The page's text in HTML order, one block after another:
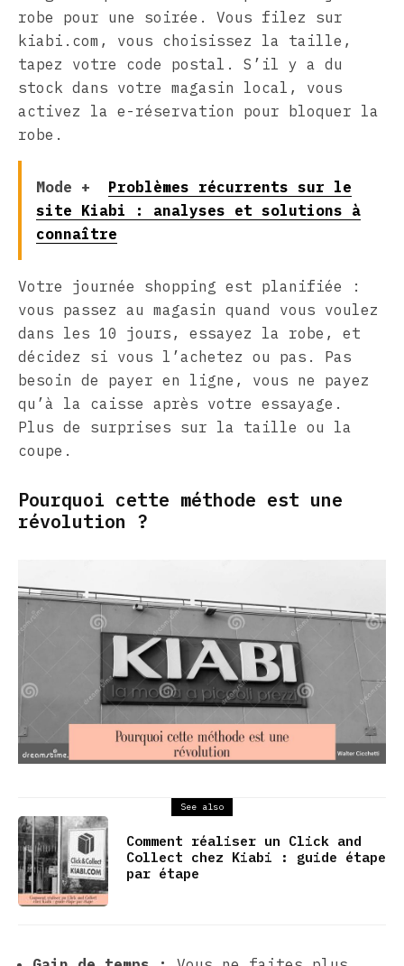
robe pour une soirée. Vous filez sur
kiabi.com, vous choisissez la taille,
tapez votre code postal. S’il y a du
stock dans votre magasin local, vous
activez la e-réservation pour bloquer la
robe.
Mode +
Problèmes récurrents sur le
site Kiabi : analyses et solutions à
connaître
Votre journée shopping est planifiée :
vous passez au magasin quand vous voulez
dans les 10 jours, essayez la robe, et
décidez si vous l’achetez ou pas. Pas
besoin de payer en ligne, vous ne payez
qu’à la caisse après votre essayage.
Plus de surprises sur la taille ou la
coupe.
Pourquoi cette méthode est une
révolution ?
See also
Comment réaliser un Click and
Collect chez Kiabi : guide étape
par étape